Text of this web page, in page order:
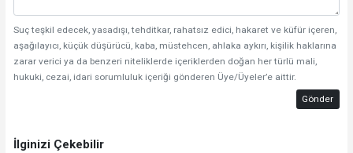
Suç teşkil edecek, yasadışı, tehditkar, rahatsız edici, hakaret ve küfür içeren,
aşağılayıcı, küçük düşürücü, kaba, müstehcen, ahlaka aykırı, kişilik haklarına
zarar verici ya da benzeri niteliklerde içeriklerden doğan her türlü mali,
hukuki, cezai, idari sorumluluk içeriği gönderen Üye/Üyeler’e aittir.
Gönder
İlginizi Çekebilir